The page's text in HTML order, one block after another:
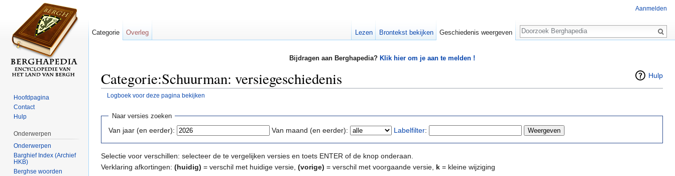
Bijdragen aan Berghapedia? Klik hier om je aan te melden !
Hulp
Categorie:Schuurman: versiegeschiedenis
Logboek voor deze pagina bekijken
Naar versies zoeken
Van jaar (en eerder): Van maand (en eerder): Labelfilter:
Selectie voor verschillen: selecteer de te vergelijken versies en toets ENTER of de knop onderaan.
Verklaring afkortingen: (huidig) = verschil met huidige versie, (vorige) = verschil met voorgaande versie, k = kleine wijziging
Aanmelden
Categorie Overleg Lezen Brontekst bekijken Geschiedenis weergeven
Zoeken
Hoofdpagina
Contact
Hulp
Onderwerpen
Onderwerpen
Barghief Index (Archief
HKB)
Berghse woorden